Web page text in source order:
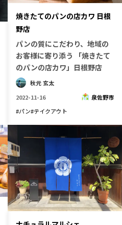
焼きたてのパンの店カワ 日根
野店
パンの質にこだわり、地域の
お客様に寄り添う 「焼きたて
のパンの店カワ」日根野店
秋元 玄太
2022-11-16
泉佐野市
#パン#テイクアウト